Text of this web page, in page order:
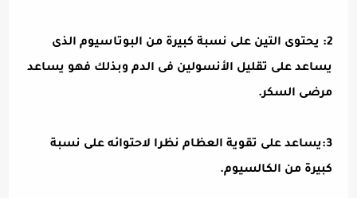
2: يحتوى التين على نسبة كبيرة من البوتاسيوم الذى
يساعد على تقليل الأنسولين فى الدم وبذلك فهو يساعد
مرضى السكر.
3:يساعد على تقوية العظام نظرا لاحتوائه على نسبة
كبيرة من الكالسيوم.